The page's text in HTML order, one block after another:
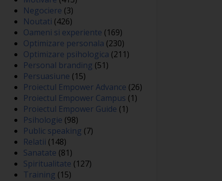
Negociere (3)
Noutati (426)
Oameni si experiente (169)
Optimizare personala (230)
Optimizare psihologica (211)
Personal branding (51)
Persuasiune (15)
Proiectul Empower Advance (26)
Proiectul Empower Campus (1)
Proiectul Empower Guide (1)
Psihologie (98)
Public speaking (7)
Relatii (148)
Sanatate (81)
Spiritualitate (127)
Training (15)